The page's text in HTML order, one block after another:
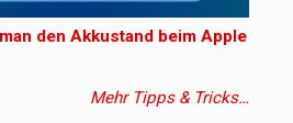
den Akkustand beim Apple
Mehr Tipps & Tricks…